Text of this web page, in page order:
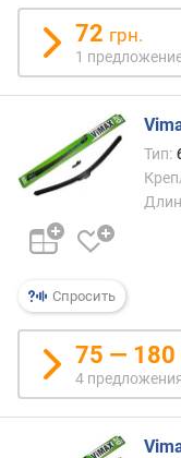
т
е
д
о
в
л
е
н
и
п
о
к
о
л
и
72 грн.
1
Спросить
Тип:
75 — 180
4